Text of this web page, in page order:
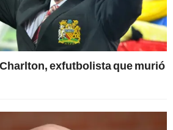
exfutbolista que murió